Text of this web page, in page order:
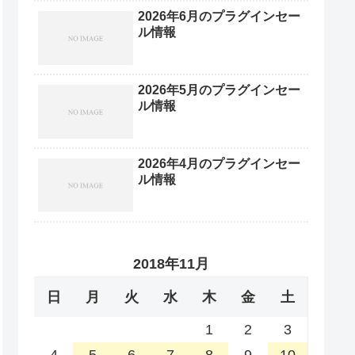
2026年6月のプラグインセー
ル情報
2026年5月のプラグインセー
ル情報
2026年4月のプラグインセー
ル情報
2018年11月
日 月 火 水 木 金 土
1 2
3